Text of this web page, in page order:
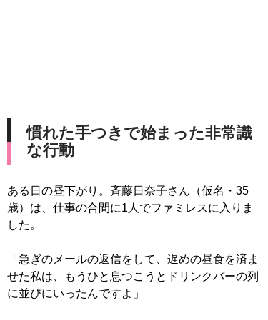
慣れた手つきで始まった非常識
な行動
ある日の昼下がり。斉藤日奈子さん（仮名・35
歳）は、仕事の合間に1人でファミレスに入りま
した。
「急ぎのメールの返信をして、遅めの昼食を済ま
せた私は、もうひと息つこうとドリンクバーの列
に並びにいったんですよ」